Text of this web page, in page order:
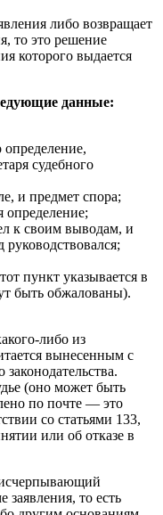
либо возвращает
то это решение
которого выдается
данные:
судебного
и предмет спора;
определение;
к своим выводам, и
пункт указывается в
быть обжалованы).
либо из
вынесенным с
(оно может быть
по почте — это
со статьями 133,
или об отказе в
заявления, то есть